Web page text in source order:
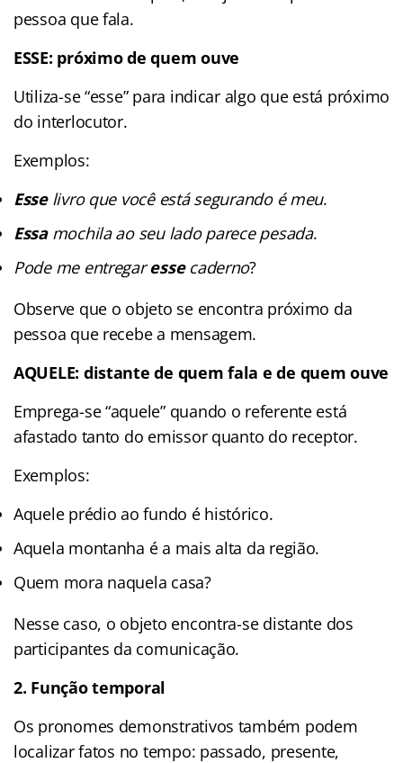
pessoa que fala.
ESSE: próximo de quem ouve
Utiliza-se “esse” para indicar algo que está próximo
do interlocutor.
Exemplos:
Esselivro que você está segurando é meu.
Essamochila ao seu lado parece pesada.
Pode me entregaressecaderno?
Observe que o objeto se encontra próximo da
pessoa que recebe a mensagem.
AQUELE: distante de quem fala e de quem ouve
Emprega-se “aquele” quando o referente está
afastado tanto do emissor quanto do receptor.
Exemplos:
Aquele prédio ao fundo é histórico.
Aquela montanha é a mais alta da região.
Quem mora naquela casa?
Nesse caso, o objeto encontra-se distante dos
participantes da comunicação.
2. Função temporal
Os pronomes demonstrativos também podem
localizar fatos no tempo: passado, presente,